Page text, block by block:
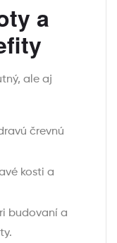
a
ale aj
črevnú
kosti a
budovaní a